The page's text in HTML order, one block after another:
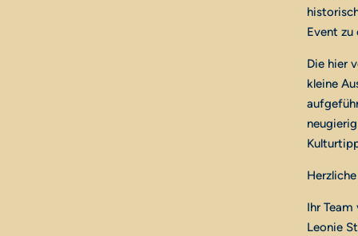
Event zu
Die hier
kleine
Ihr
Leonie